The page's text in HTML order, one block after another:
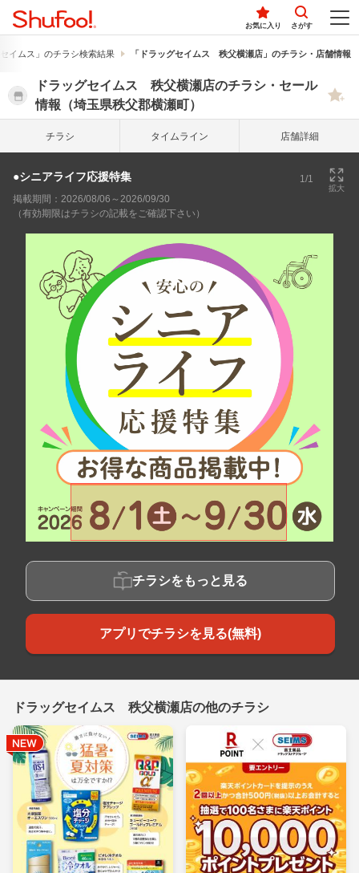
お気に入り さがす
イムス」のチラシ検索結果 「ドラッグセイムス 秩父横瀬店」のチラシ・店舗情報
ドラッグセイムス 秩父横瀬店のチラシ・セール
情報（埼玉県秩父郡横瀬町）
チラシ タイム ライン 店舗詳細
●シニアライフ応援特集 1/1
拡大
掲載期間：2026/08/06～2026/09/30
（有効期限はチラシの記載をご確認下さい）
チラシをもっと見る
アプリでチラシを見る(無料)
ドラッグセイムス 秩父横瀬店の他のチラシ